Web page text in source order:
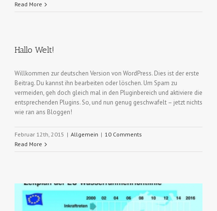
Read More
Hallo Welt!
Willkommen zur deutschen Version von WordPress. Dies ist der erste
Beitrag. Du kannst ihn bearbeiten oder löschen. Um Spam zu
vermeiden, geh doch gleich mal in den Pluginbereich und aktiviere die
entsprechenden Plugins. So, und nun genug geschwafelt – jetzt nichts
wie ran ans Bloggen!
Februar 12th, 2015 | Allgemein | 10 Comments
Read More